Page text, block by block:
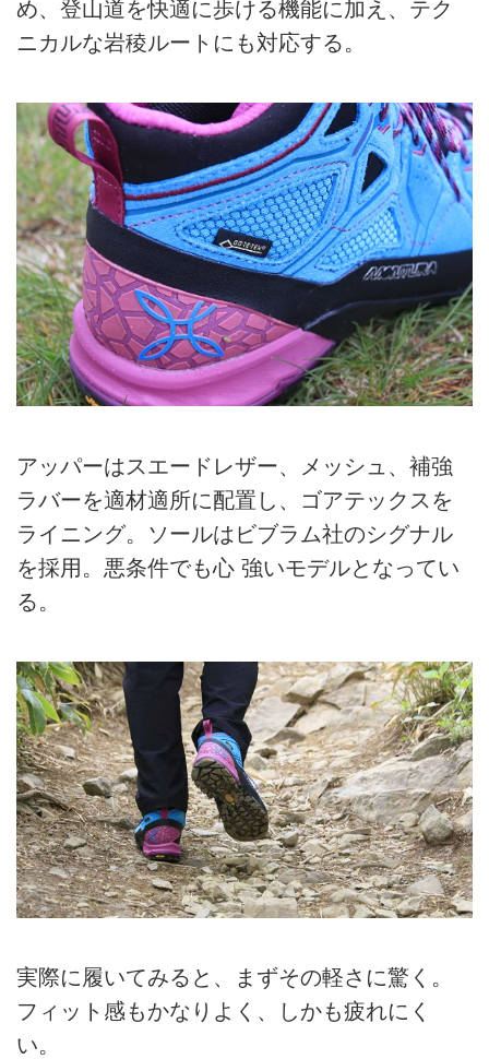
め、登山道を快適に歩ける機能に加え、テク
ニカルな岩稜ルートにも対応する。
アッパーはスエードレザー、メッシュ、補強
ラバーを適材適所に配置し、ゴアテックスを
ライニング。ソールはビブラム社のシグナル
を採用。悪条件でも心 強いモデルとなってい
る。
実際に履いてみると、まずその軽さに驚く。
フィット感もかなりよく、しかも疲れにく
い。